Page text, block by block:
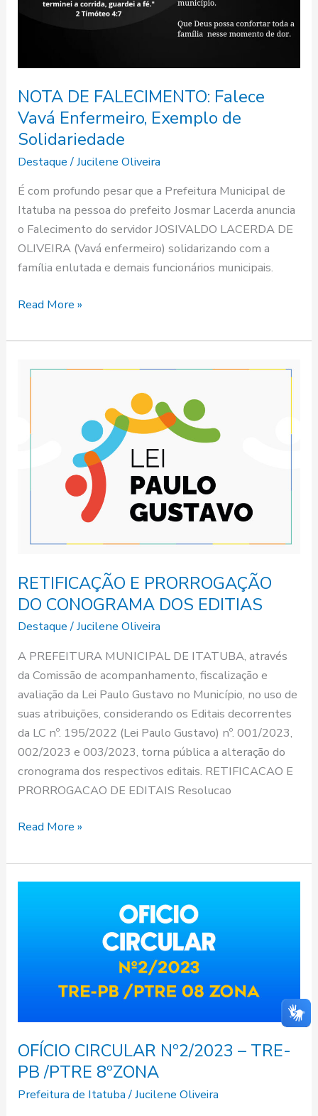
NOTA DE FALECIMENTO: Falece
Vavá Enfermeiro, Exemplo de
Solidariedade
Destaque/Jucilene Oliveira
É com profundo pesar que a Prefeitura Municipal de
Itatuba na pessoa do prefeito Josmar Lacerda anuncia
o Falecimento do servidor JOSIVALDO LACERDA DE
OLIVEIRA (Vavá enfermeiro) solidarizando com a
família enlutada e demais funcionários municipais.
Read More »
RETIFICAÇÃO E PRORROGAÇÃO
DO CONOGRAMA DOS EDITIAS
Destaque/Jucilene Oliveira
A PREFEITURA MUNICIPAL DE ITATUBA, através
da Comissão de acompanhamento, fiscalização e
avaliação da Lei Paulo Gustavo no Município, no uso de
suas atribuições, considerando os Editais decorrentes
da LC nº. 195/2022 (Lei Paulo Gustavo) nº. 001/2023,
002/2023 e 003/2023, torna pública a alteração do
cronograma dos respectivos editais. RETIFICACAO E
PRORROGACAO DE EDITAIS Resolucao
RETIFICAÇÃO
PRORROGAÇÃO
CONOGRAMA
Read More »
OFÍCIO CIRCULAR Nº2/2023 – TRE-
PB /PTRE 8ºZONA
Prefeitura de Itatuba/Jucilene Oliveira
8ºZONA